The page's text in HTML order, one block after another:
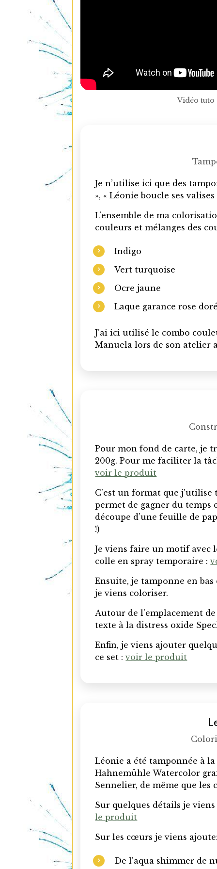
Vidéo tuto
Je n’utilise ici que des
», « Léonie boucle ses
L’ensemble de ma
couleurs et mélanges des
Indigo
Vert turquoise
Ocre jaune
Laque garance rose
J’ai ici utilisé le combo
Manuela lors de son atelier
Pour mon fond de carte, je
200g. Pour me faciliter la
voir le produit
C’est un format que
permet de gagner du temps
découpe d’une feuille de
!)
Je viens faire un motif avec
colle en spray temporaire :
Ensuite, je tamponne en
je viens coloriser.
Autour de l’emplacement
texte à la distress oxide
Enfin, je viens ajouter
ce set :voir le produit
Léonie a été tamponnée à
Hahnemühle Watercolor
Sennelier, de même que les
Sur quelques détails je
le produit
Sur les cœurs je viens
De l’aqua shimmer de